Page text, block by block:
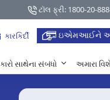
ટૉલ ફ્રી: 1800-20-
કારકિર્દી ઇએમઆઈને
સાથેના સંબંધો અમારા